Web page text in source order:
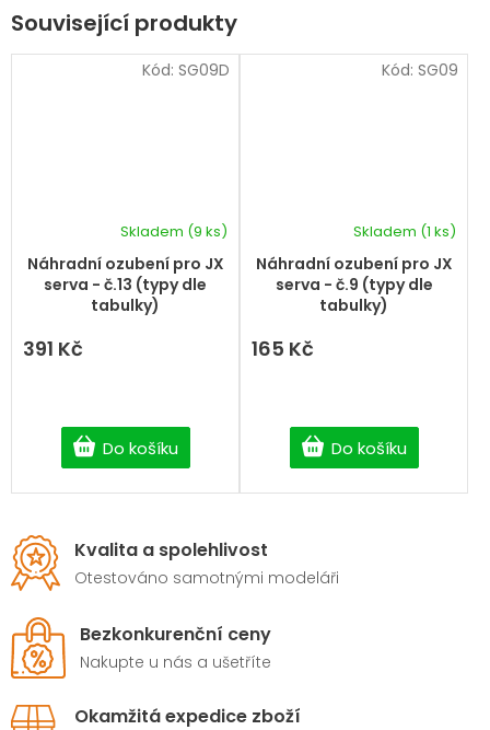
Související produkty
Náhradní ozubení pro JX
serva - č.13 (typy dle
tabulky)
Skladem (9 ks)
391 Kč
Do košíku
Kód: SG09D
Náhradní ozubení pro JX
serva - č.9 (typy dle
tabulky)
Skladem (1 ks)
165 Kč
Do košíku
Kód: SG09
Kvalita a spolehlivost
Otestováno samotnými modeláři
Bezkonkurenční ceny
Nakupte u nás a ušetříte
Okamžitá expedice zboží